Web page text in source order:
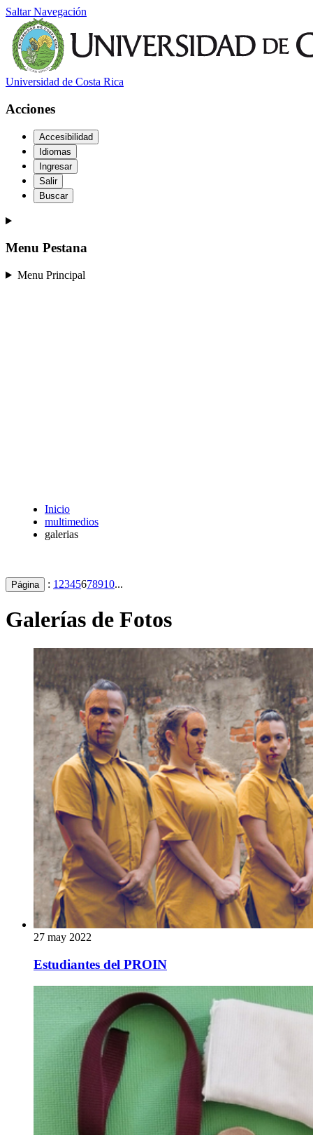
Saltar Navegación
Universidad de Costa Rica
Acciones
Accesibilidad
Idiomas
Ingresar
Salir
Buscar
Menu Pestana
Menu Principal
Inicio
multimedios
galerias
Página : 1 2345678910...
Galerías de Fotos
27 may 2022
Estudiantes del PROIN